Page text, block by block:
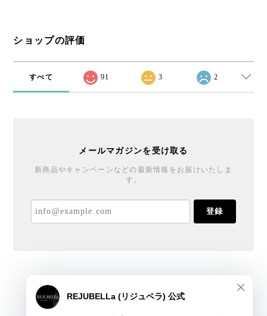
ショップの評価
すべて 91 3 2
メールマガジンを受け取る
新商品やキャンペーンなどの最新情報をお届けいたしま
す。
登録
REJUBELLa